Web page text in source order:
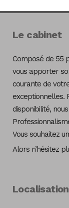
Le cabinet
Composé de 55
vous apporter
courante de
exceptionnelles.
disponibilité,
Vous souhaitez
Alors n’hésitez